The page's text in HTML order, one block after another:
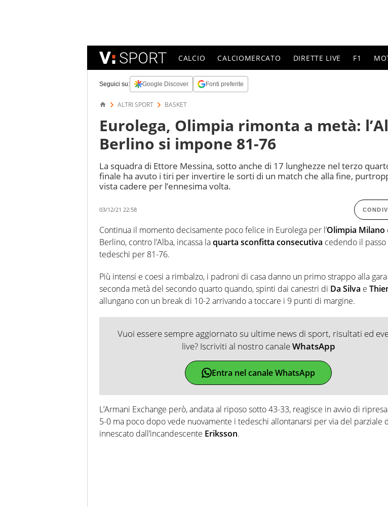
CALCIO CALCIOMERCATO DIRETTE LIVE F1
Seguici su: Google Discover Fonti preferite
ALTRI SPORT BASKET
Eurolega, Olimpia rimonta a metà:
Berlino si impone 81-76
La squadra di Ettore Messina, sotto anche di 17 lunghezze nel terzo
finale ha avuto i tiri per invertire le sorti di un match che alla fine,
vista cadere per l’ennesima volta.
03/12/21 22:58
Continua il momento decisamente poco felice in Eurolega per l’Olimpia Milano
Berlino, contro l’Alba, incassa laquarta sconfitta consecutiva cedendo il passo
tedeschi per 81-76.
Più intensi e coesi a rimbalzo, i padroni di casa danno un primo strappo alla
seconda metà del secondo quarto quando, spinti dai canestri di Da Silva e
allungano con un break di 10-2 arrivando a toccare i 9 punti di margine.
Vuoi essere sempre aggiornato su ultime news di sport, risultati ed
live? Iscriviti al nostro canaleWhatsApp
Entra nel canale WhatsApp
L’Armani Exchange però, andata al riposo sotto 43-33, reagisce in avvio di
5-0 ma poco dopo vede nuovamente i tedeschi allontanarsi per via del parziale
innescato dall’incandescente Eriksson.